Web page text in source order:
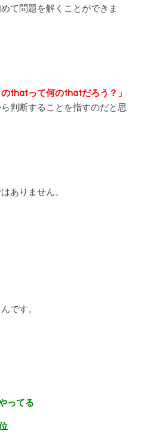
て問題を解くことができま
のthatって何のthatだろう？」
判断することを指すのだと思
ありません。
です。
ってる